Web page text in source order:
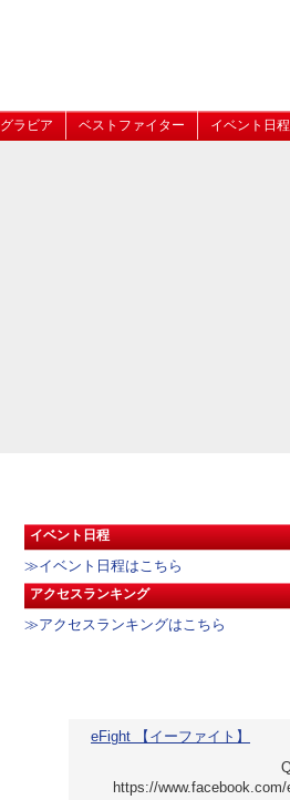
グラビア ベストファイター イベント日程
イベント日程
≫イベント日程はこちら
アクセスランキング
≫アクセスランキングはこちら
eFight 【イーファイト】